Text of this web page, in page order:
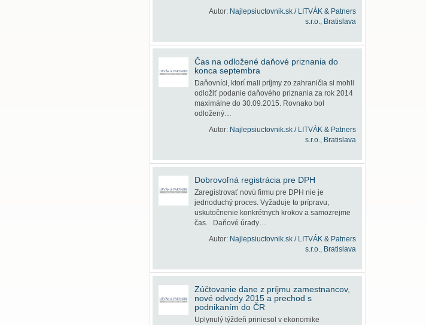
Autor: Najlepsiuctovnik.sk / LITVÁK & Patners
s.r.o., Bratislava
Čas na odložené daňové priznania do
konca septembra
Daňovníci, ktorí mali príjmy zo zahraničia si mohli
odložiť podanie daňového priznania za rok 2014
maximálne do 30.09.2015. Rovnako bol
odložený…
Autor: Najlepsiuctovnik.sk / LITVÁK & Patners
s.r.o., Bratislava
Dobrovoľná registrácia pre DPH
Zaregistrovať novú firmu pre DPH nie je
jednoduchý proces. Vyžaduje to prípravu,
uskutočnenie konkrétnych krokov a samozrejme
čas. Daňové úrady…
Autor: Najlepsiuctovnik.sk / LITVÁK & Patners
s.r.o., Bratislava
Zúčtovanie dane z príjmu zamestnancov,
nové odvody 2015 a prechod s
podnikaním do ČR
Uplynulý týždeň priniesol v ekonomike